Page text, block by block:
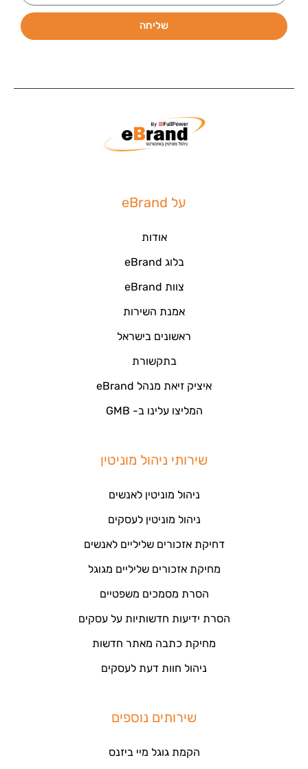
שליחה
על eBrand
אודות
בלוג eBrand
צוות eBrand
אמנת השירות
ראשונים בישראל
בתקשורת
איציק זיאת מנהל eBrand
המליצו עלינו ב- GMB
שירותי ניהול מוניטין
ניהול מוניטין לאנשים
ניהול מוניטין לעסקים
דחיקת אזכורים שליליים לאנשים
מחיקת אזכורים שליליים מגוגל
הסרת מסמכים משפטיים
הסרת ידיעות חדשותיות על עסקים
מחיקת כתבה מאתר חדשות
ניהול חוות דעת לעסקים
שירותים נוספים
הקמת גוגל מיי ביזנס